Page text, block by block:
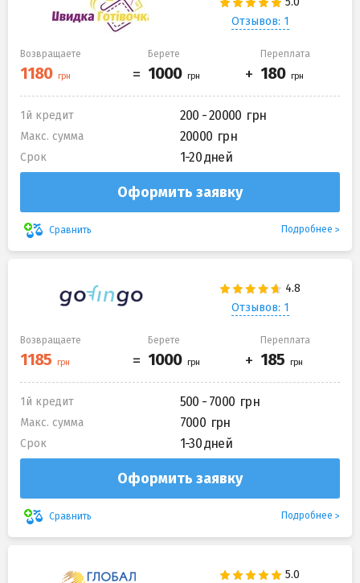
Отзывов: 1
Возвращаете Берете Переплата
1й кредит 200 - 20000
Макс. сумма 20000
Срок 1-20 дней
Оформить заявку
Сравнить Подробнее
Отзывов: 1
Возвращаете Берете Переплата
1й кредит 500 - 7000
Макс. сумма 7000
Срок 1-30 дней
Оформить заявку
Сравнить Подробнее